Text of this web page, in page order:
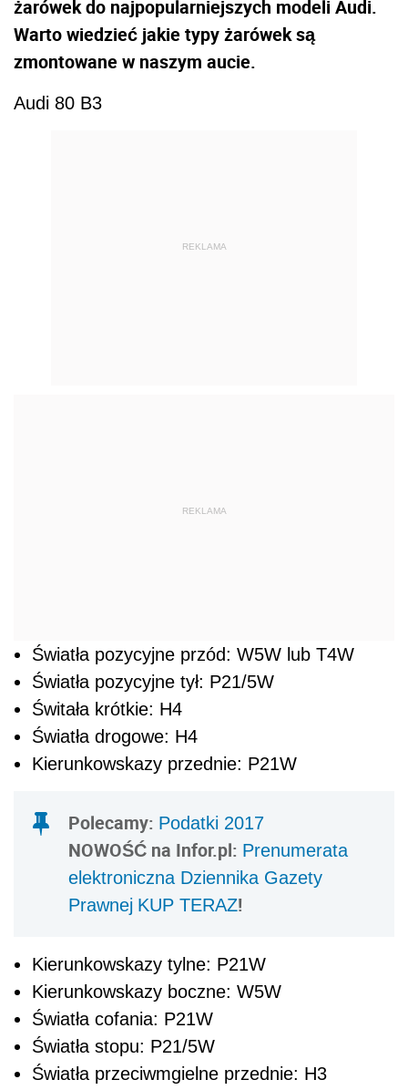
żarówek do najpopularniejszych modeli Audi.
Warto wiedzieć jakie typy żarówek są
zmontowane w naszym aucie.
Audi 80 B3
REKLAMA
REKLAMA
Światła pozycyjne przód: W5W lub T4W
Światła pozycyjne tył: P21/5W
Świtała krótkie: H4
Światła drogowe: H4
Kierunkowskazy przednie: P21W
Polecamy: Podatki 2017
NOWOŚĆ na Infor.pl: Prenumerata
elektroniczna Dziennika Gazety
Prawnej KUP TERAZ!
Kierunkowskazy tylne: P21W
Kierunkowskazy boczne: W5W
Światła cofania: P21W
Światła stopu: P21/5W
Światła przeciwmgielne przednie: H3